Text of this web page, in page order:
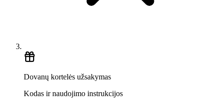
Dovanų kortelės užsakymas
Kodas ir naudojimo instrukcijos